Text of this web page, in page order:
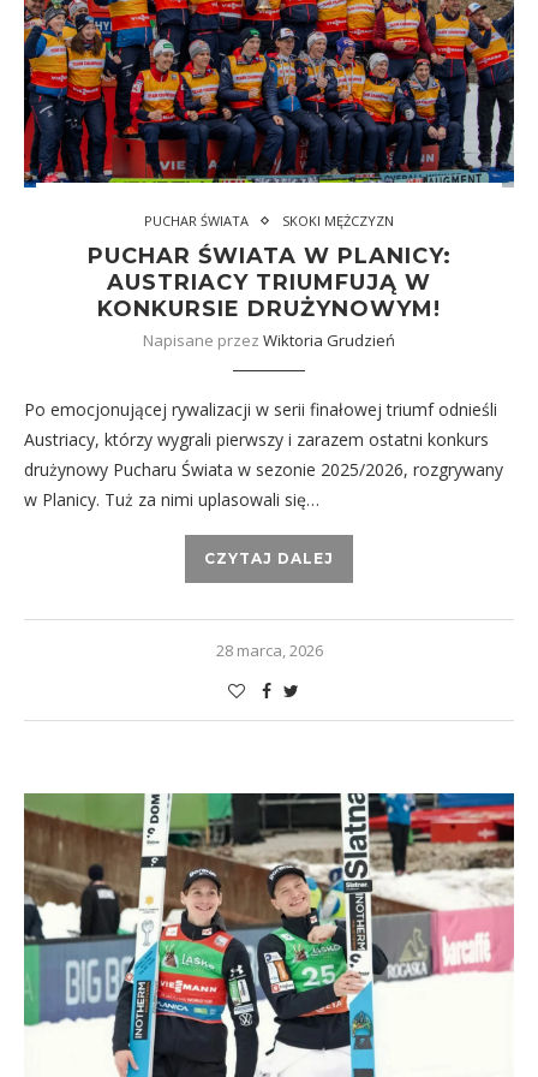
PUCHAR ŚWIATA SKOKI MĘŻCZYZN
PUCHAR ŚWIATA W PLANICY:
AUSTRIACY TRIUMFUJĄ W
KONKURSIE DRUŻYNOWYM!
Napisane przez Wiktoria Grudzień
Po emocjonującej rywalizacji w serii finałowej triumf odnieśli
Austriacy, którzy wygrali pierwszy i zarazem ostatni konkurs
drużynowy Pucharu Świata w sezonie 2025/2026, rozgrywany
w Planicy. Tuż za nimi uplasowali się…
CZYTAJ DALEJ
28 marca, 2026